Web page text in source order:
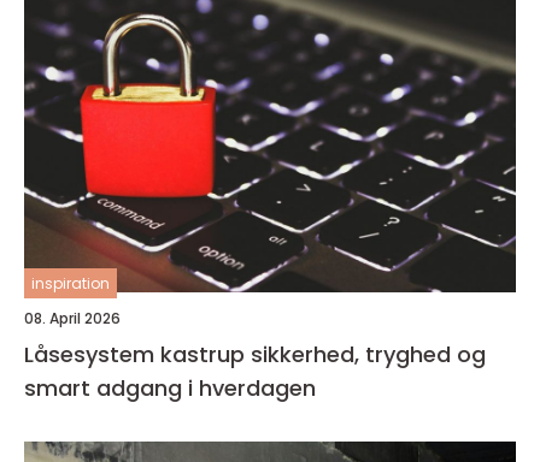
inspiration
08. April 2026
Låsesystem kastrup sikkerhed, tryghed og
smart adgang i hverdagen